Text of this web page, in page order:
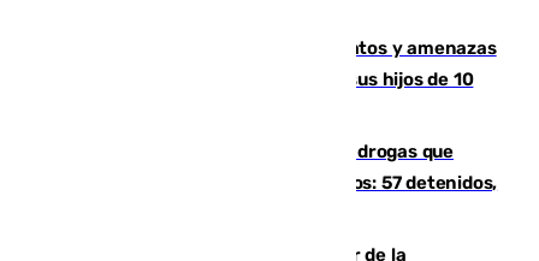
Detenido en Estepona por malos tratos y amenazas
de muerte a su pareja en presencia de sus hijos de 10
Desarticulada una red de tráfico de drogas que
introducía la mercancía desde Marruecos: 57 detenidos,
Ferrán Torres, nombrado embajador de la